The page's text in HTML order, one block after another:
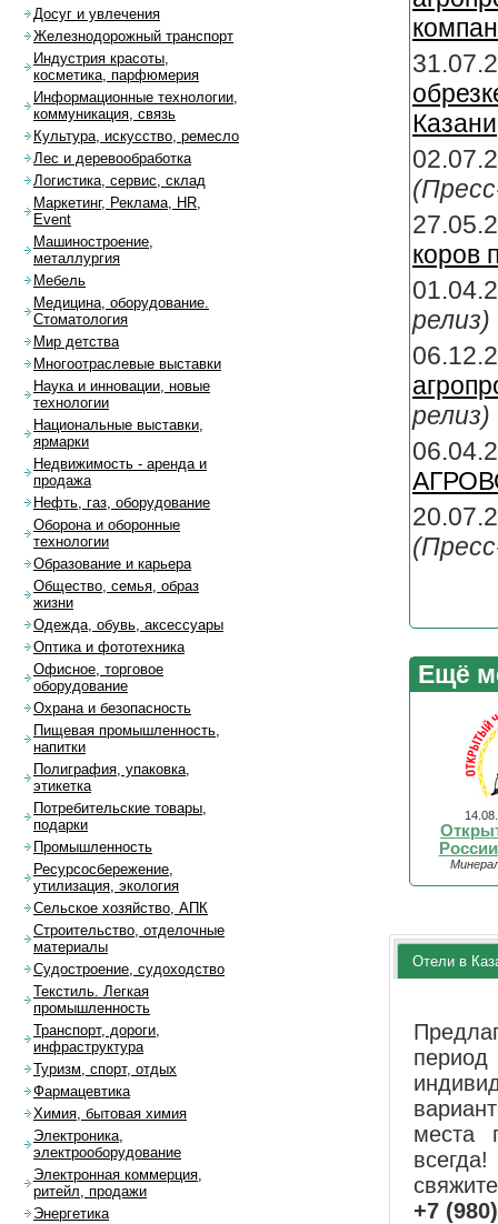
Казани
коров
релиз)
релиз)
Ещё
Отели в
места
+7
Досуг и увлечения
Железнодорожный транспорт
Индустрия красоты,
косметика, парфюмерия
Информационные технологии,
коммуникация, связь
Культура, искусство, ремесло
Лес и деревообработка
Логистика, сервис, склад
Маркетинг, Реклама, HR,
Event
Машиностроение,
металлургия
Мебель
Медицина, оборудование.
Стоматология
Мир детства
Многоотраслевые выставки
Наука и инновации, новые
технологии
Национальные выставки,
ярмарки
Недвижимость - аренда и
продажа
Нефть, газ, оборудование
Оборона и оборонные
технологии
Образование и карьера
Общество, семья, образ
жизни
Одежда, обувь, аксессуары
Оптика и фототехника
Офисное, торговое
оборудование
Охрана и безопасность
Пищевая промышленность,
напитки
Полиграфия, упаковка,
этикетка
Потребительские товары,
подарки
Промышленность
Ресурсосбережение,
утилизация, экология
Сельское хозяйство, АПК
Строительство, отделочные
материалы
Судостроение, судоходство
Текстиль. Легкая
промышленность
Транспорт, дороги,
инфраструктура
Туризм, спорт, отдых
Фармацевтика
Химия, бытовая химия
Электроника,
электрооборудование
Электронная коммерция,
ритейл, продажи
Энергетика